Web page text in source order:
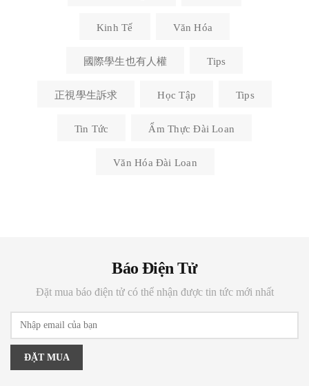
Kinh Tế Văn Hóa
國際學生也有人權 Tips
正視學生訴求 Học Tập Tips
Tin Tức Ẩm Thực Đài Loan
Văn Hóa Đài Loan
Báo Điện Tử
Đặt mua báo điện tử có thể nhận được tin tức mới nhất
ĐẶT MUA